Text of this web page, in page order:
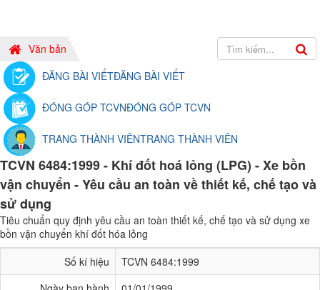
Văn bản
ĐĂNG BÀI VIẾTĐĂNG BÀI VIẾT
ĐÓNG GÓP TCVNĐÓNG GÓP TCVN
TRANG THÀNH VIÊNTRANG THÀNH VIÊN
TCVN 6484:1999 - Khí đốt hoá lỏng (LPG) - Xe bồn
vận chuyển - Yêu cầu an toàn về thiết kế, chế tạo và
sử dụng
Tiêu chuẩn quy định yêu cầu an toàn thiết kế, chế tạo và sử dụng xe
bồn vận chuyển khí đốt hóa lỏng
Số kí hiệu
TCVN 6484:1999